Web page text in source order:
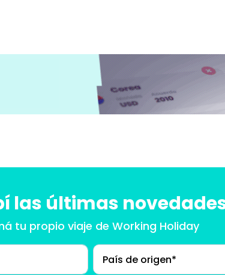
las últimas
tu propio viaje de Working Holiday